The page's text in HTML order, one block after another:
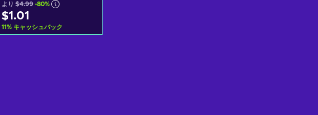
より $4.99 -80%
$1.01
11% キャッシュバック